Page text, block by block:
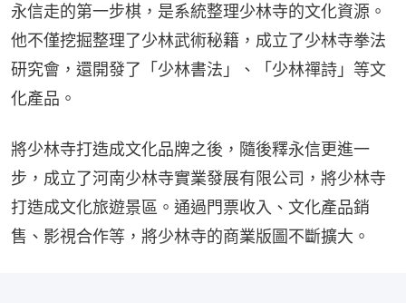
永信走的第一步棋，是系統整理少林寺的文化資源。
他不僅挖掘整理了少林武術秘籍，成立了少林寺拳法
研究會，還開發了「少林書法」、「少林禪詩」等文
化產品。
將少林寺打造成文化品牌之後，隨後釋永信更進一
步，成立了河南少林寺實業發展有限公司，將少林寺
打造成文化旅遊景區。通過門票收入、文化產品銷
售、影視合作等，將少林寺的商業版圖不斷擴大。